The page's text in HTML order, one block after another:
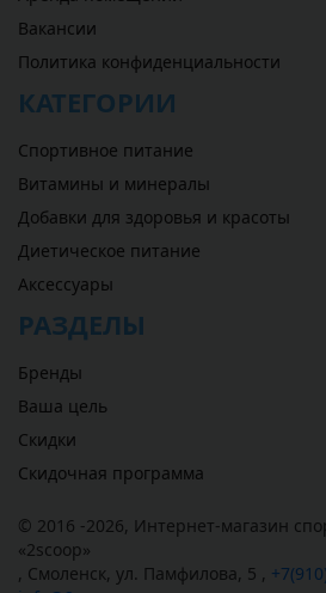
Вакансии
Политика конфиденциальности
КАТЕГОРИИ
Спортивное питание
Витамины и минералы
Добавки для здоровья и красоты
Диетическое питание
Аксессуары
РАЗДЕЛЫ
Бренды
Ваша цель
Скидки
Скидочная программа
© 2016 -2026, Интернет-магазин
«2scoop»
, Смоленск, ул. Памфилова, 5 ,